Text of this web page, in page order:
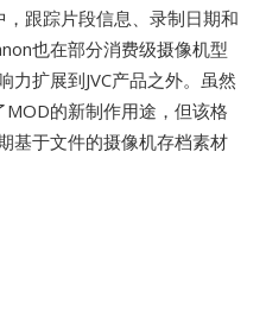
跟踪片段信息、录制日期和
也在部分消费级摄像机型
扩展到JVC产品之外。虽然
的新制作用途，但该格
基于文件的摄像机存档素材